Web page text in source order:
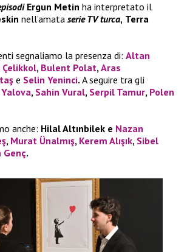
Ergun Metin ha interpretato il
nell’amata serie TV turca, Terra
segnaliamo la presenza di: Altan
, Bulent Polat,Aras
e Selin Yeninci. A seguire tra gli
, Sahin Vural, Serpil Tamur, Polen
anche: Hilal Altınbilek e Nazan
, Murat Ünalmış, Kerem Alışık, Sibel
Genç.